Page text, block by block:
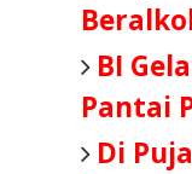
BI
Pantai
Di